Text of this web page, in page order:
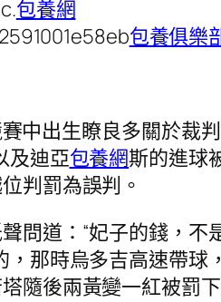
包養網
包養俱樂
中出生瞭良多關於裁
及迪亞包養網斯的進球
判罰為誤判。
問道：“妃子的錢，不
，那時烏多吉高速帶球
隨後兩黃變一紅被罰